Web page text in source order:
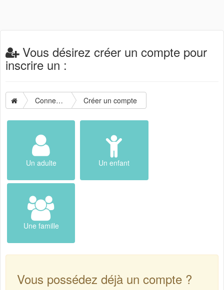
Vous désirez créer un compte pour
inscrire un :
Connexion Créer un compte
Un adulte Un enfant
Une famille
Vous possédez déjà un compte ?